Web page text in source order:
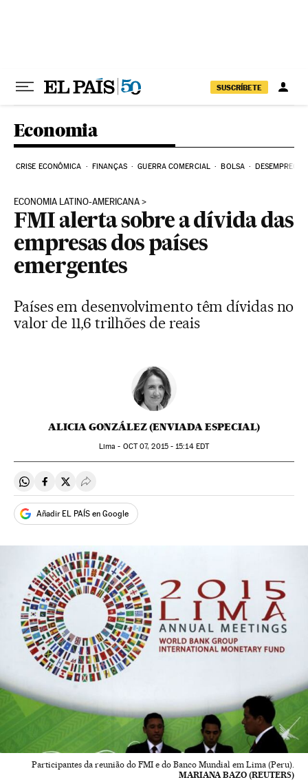
SUSCRÍBETE
Economia
CRISE ECONÔMICA FINANÇAS GUERRA COMERCIAL BOLSA DESEMPREGO
ECONOMIA LATINO-AMERICANA
FMI alerta sobre a dívida das
empresas dos países
emergentes
Países em desenvolvimento têm dívidas no
valor de 11,6 trilhões de reais
ALICIA GONZÁLEZ (ENVIADA ESPECIAL)
Lima - OCT07, 2015 - 15:14EDT
Compartir en Whatsapp
Compartir en Facebook
Compartir en Twitter
Desplegar Redes Sociales
Añadir EL PAÍS en Google
Participantes da reunião do FMI e do Banco Mundial em Lima (Peru).
MARIANA BAZO (REUTERS)